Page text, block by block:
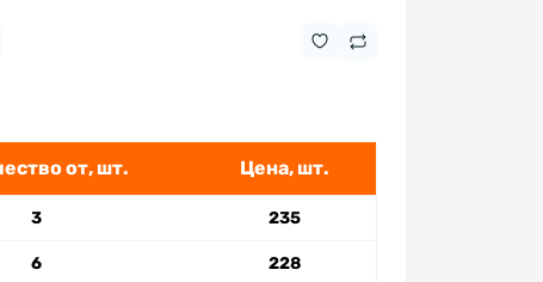
от, шт. Цена, шт.
3 235
6 228